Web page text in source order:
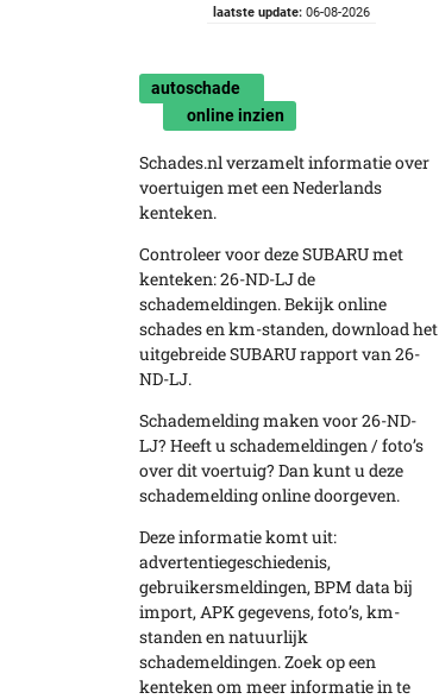
laatste update:06-08-2026
autoschade
online inzien
Schades.nl verzamelt informatie over
voertuigen met een Nederlands
kenteken.
Controleer voor deze SUBARU met
kenteken: 26-ND-LJ de
schademeldingen. Bekijk online
schades en km-standen, download het
uitgebreide SUBARU rapport van 26-
ND-LJ.
Schademelding maken voor 26-ND-
LJ? Heeft u schademeldingen / foto’s
over dit voertuig? Dan kunt u deze
schademelding online doorgeven.
Deze informatie komt uit:
advertentiegeschiedenis,
gebruikersmeldingen, BPM data bij
import, APK gegevens, foto’s, km-
standen en natuurlijk
schademeldingen. Zoek op een
kenteken om meer informatie in te